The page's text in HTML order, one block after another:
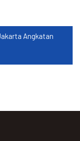
Angkatan